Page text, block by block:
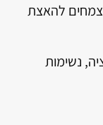
צמחים להאצת
נשימות